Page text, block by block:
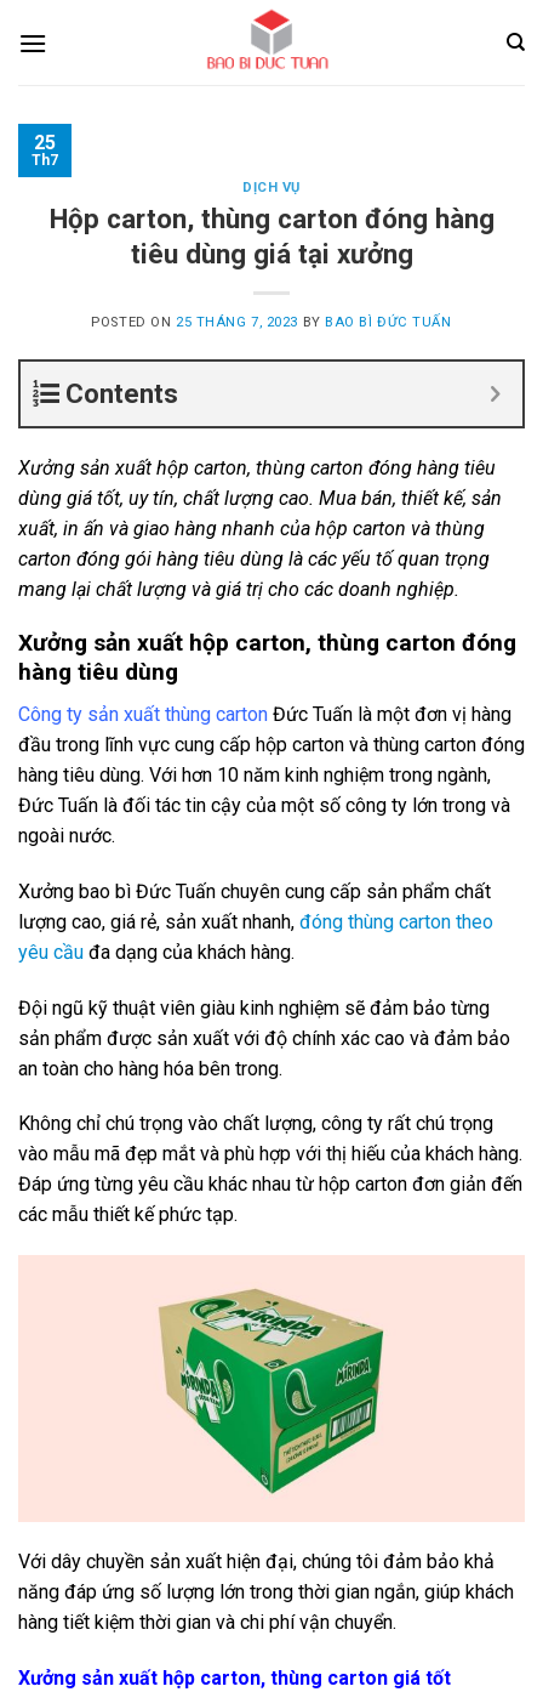
25
Th7
DỊCH VỤ
Hộp carton, thùng carton đóng hàng
tiêu dùng giá tại xưởng
POSTED ON 25 THÁNG 7, 2023 BYBAO BÌ ĐỨC TUẤN
Contents
Xưởng sản xuất hộp carton, thùng carton đóng hàng tiêu
dùng giá tốt, uy tín, chất lượng cao. Mua bán, thiết kế, sản
xuất, in ấn và giao hàng nhanh của hộp carton và thùng
carton đóng gói hàng tiêu dùng là các yếu tố quan trọng
mang lại chất lượng và giá trị cho các doanh nghiệp.
Xưởng sản xuất hộp carton, thùng carton đóng
hàng tiêu dùng
Công ty sản xuất thùng carton Đức Tuấn là một đơn vị hàng
đầu trong lĩnh vực cung cấp hộp carton và thùng carton đóng
hàng tiêu dùng. Với hơn 10 năm kinh nghiệm trong ngành,
Đức Tuấn là đối tác tin cậy của một số công ty lớn trong và
ngoài nước.
Xưởng bao bì Đức Tuấn chuyên cung cấp sản phẩm chất
lượng cao, giá rẻ, sản xuất nhanh, đóng thùng carton theo
yêu cầu đa dạng của khách hàng.
Đội ngũ kỹ thuật viên giàu kinh nghiệm sẽ đảm bảo từng
sản phẩm được sản xuất với độ chính xác cao và đảm bảo
an toàn cho hàng hóa bên trong.
Không chỉ chú trọng vào chất lượng, công ty rất chú trọng
vào mẫu mã đẹp mắt và phù hợp với thị hiếu của khách hàng.
Đáp ứng từng yêu cầu khác nhau từ hộp carton đơn giản đến
các mẫu thiết kế phức tạp.
Với dây chuyền sản xuất hiện đại, chúng tôi đảm bảo khả
năng đáp ứng số lượng lớn trong thời gian ngắn, giúp khách
hàng tiết kiệm thời gian và chi phí vận chuyển.
Xưởng sản xuất hộp carton, thùng carton giá tốt